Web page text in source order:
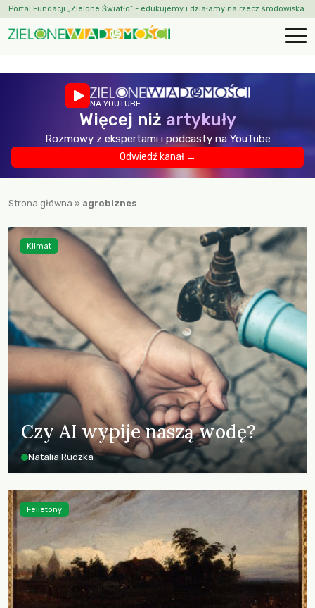
Portal Fundacji „Zielone Światło” - edukujemy i działamy na rzecz środowiska.
NA YOUTUBE
Więcej niż artykuły
Rozmowy z ekspertami i podcasty na YouTube
Odwiedź kanał →
Strona główna » agrobiznes
Czy AI wypije naszą wodę?
Natalia Rudzka
Klimat
Felietony